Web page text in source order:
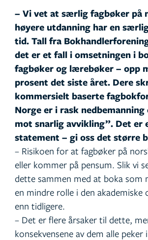
– Vi vet at særlig fagbøker på
høyere utdanning har en
tid. Tall fra
det er et fall i omsetningen i
fagbøker og lærebøker – opp
prosent det siste året. Dere
kommersielt baserte
Norge er i rask nedbemanning
mot snarlig avvikling”. Det er
statement – gi oss det større
– Risikoen for at fagbøker på
eller kommer på pensum. Slik vi
dette sammen med at boka som
en mindre rolle i den akademiske
enn tidligere.
– Det er flere årsaker til dette,
konsekvensene av dem alle peker